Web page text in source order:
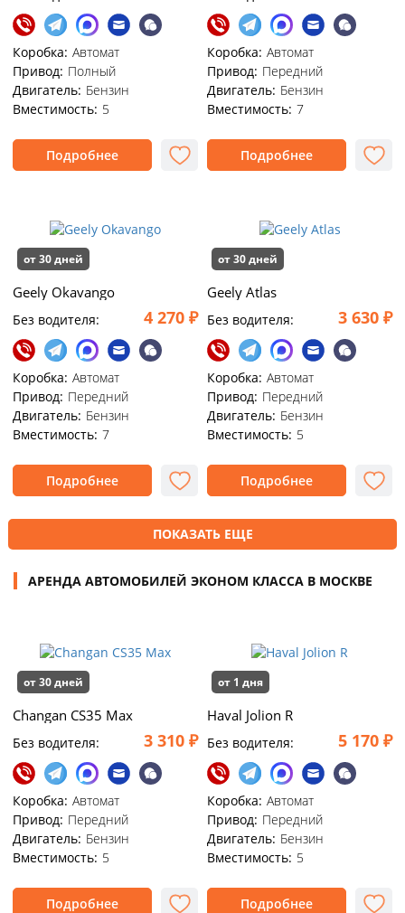
Коробка: Автомат
Привод: Полный
Двигатель: Бензин
Вместимость: 5
Подробнее
Коробка: Автомат
Привод: Передний
Двигатель: Бензин
Вместимость: 7
Подробнее
от 30 дней
Geely Okavango
Без водителя: 4 270 ₽
Коробка: Автомат
Привод: Передний
Двигатель: Бензин
Вместимость: 7
Подробнее
от 30 дней
Geely Atlas
Без водителя: 3 630 ₽
Коробка: Автомат
Привод: Передний
Двигатель: Бензин
Вместимость: 5
Подробнее
ПОКАЗАТЬ ЕЩЕ
АРЕНДА АВТОМОБИЛЕЙ ЭКОНОМ КЛАССА В МОСКВЕ
от 30 дней
Changan CS35 Max
Без водителя: 3 310 ₽
Коробка: Автомат
Привод: Передний
Двигатель: Бензин
Вместимость: 5
Подробнее
от 1 дня
Haval Jolion R
Без водителя: 5 170 ₽
Коробка: Автомат
Привод: Передний
Двигатель: Бензин
Вместимость: 5
Подробнее